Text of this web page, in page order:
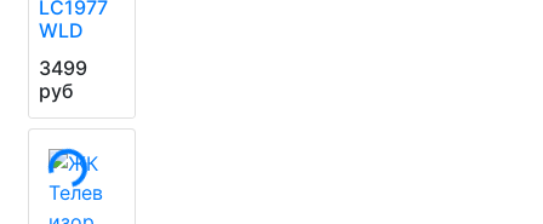
LC1977
WLD
3499
руб